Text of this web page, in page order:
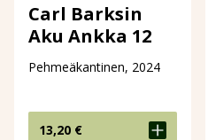
Carl Barksin
Aku Ankka 12
Pehmeäkantinen, 2024
13,20 €